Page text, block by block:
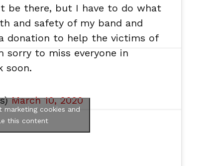
be there, but I have to do what
and safety of my band and
donation to help the victims of
sorry to miss everyone in
soon.
March 10, 2020
marketing cookies and
this content